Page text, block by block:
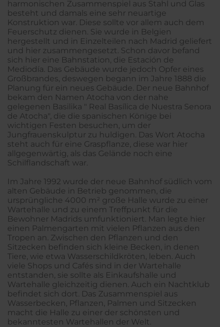
harmonischen Zusammenspiel aus Stahl und Glas
besteht und damals eine sehr neuartige
Konstruktion war. Diese sollte vor allem auch dem
Feuerschutz dienen. Sie wurde in Belgien
hergestellt und in Einzelteilen nach Madrid geliefert
und hier zusammengesetzt. Schon davor befand
sich hier eine Bahnstation, die Estación de
Mediodía. Das Gebäude wurde jedoch Opfer eines
Großbrandes, deswegen begann im Jahre 1888 die
Planung für ein neues Gebäude. Der neue Bahnhof
bekam den Namen Atocha von der nahe
gelegenen Basilika " Real Basílica de Nuestra Senora
de Atocha", die die spanischen Könige bei
wichtigen Festen besuchen, um der
Jungfrauenskulptur zu huldigen. Das Wort Atocha
steht auch für eine Graspflanze, diese war hier
allgegenwärtig, als das Gelände noch eine
Schilflandschaft war.
Im Jahre 1992 wurde der neue Bahnhof südlich vom
alten Gebäude in Betrieb genommen, die
ursprüngliche 4000 m² große Halle wurde zu einer
Wartehalle und zu einem Treffpunkt für die
Bewohner Madrids umfunktioniert. Man legte hier
einen Palmengarten mit vielen Pflanzen aus den
Tropen an. Zwischen den Pflanzen und den
Sitzecken befinden sich kleine Becken, in denen
Tiere, wie etwa Wasserschildkröten, leben. Auch
viele Shops und Cafés sind in der Wartehalle
entstanden, sie sollte als Einkaufshalle und
Wartehalle gleichzeitig dienen. Auch ein Nachtklub
befindet sich dort. Das Zusammenspiel aus
Wasserbecken, Pflanzen, Palmen und Sitzecken
macht die Halle zu einer der schönsten und
bekanntesten Wartehallen der Welt.